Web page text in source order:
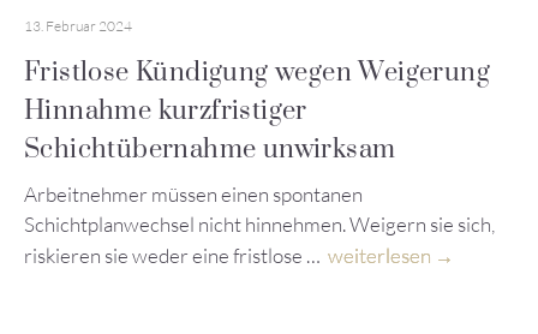
13. Februar 2024
Fristlose Kündigung wegen Weigerung
Hinnahme kurzfristiger
Schichtübernahme unwirksam
Arbeitnehmer müssen einen spontanen
Schichtplanwechsel nicht hinnehmen. Weigern sie sich,
riskieren sie weder eine fristlose … weiterlesen